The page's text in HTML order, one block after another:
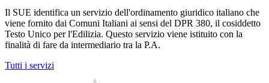
Il SUE identifica un servizio dell'ordinamento giuridico italiano che
viene fornito dai Comuni Italiani ai sensi del DPR 380, il cosiddetto
Testo Unico per l'Edilizia. Questo servizio viene istituito con la
finalità di fare da intermediario tra la P.A.
Tutti i servizi